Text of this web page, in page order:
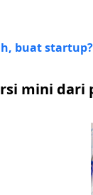
buat startup?
mini dari